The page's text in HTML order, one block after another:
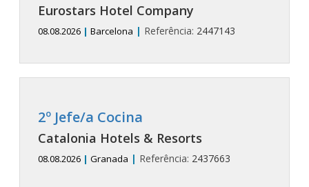
Eurostars Hotel Company
08.08.2026 | Barcelona | Referência: 2447143
2º Jefe/a Cocina
Catalonia Hotels & Resorts
08.08.2026 | Granada | Referência: 2437663